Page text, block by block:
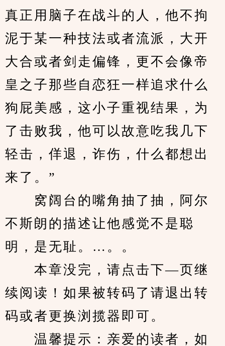
真正用脑子在战斗的人，他不拘
泥于某一种技法或者流派，大开
大合或者剑走偏锋，更不会像帝
皇之子那些自恋狂一样追求什么
狗屁美感，这小子重视结果，为
了击败我，他可以故意吃我几下
轻击，佯退，诈伤，什么都想出
来了。”
窝阔台的嘴角抽了抽，阿尔
不斯朗的描述让他感觉不是聪
明，是无耻。…。。
本章没完，请点击下—页继
续阅读！如果被转码了请退出转
码或者更换浏揽器即可。
温馨提示：亲爱的读者，如